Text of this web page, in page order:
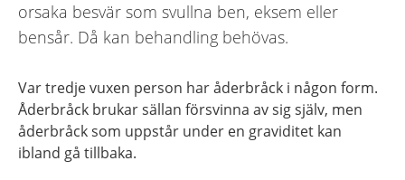
orsaka besvär som svullna ben, eksem eller
bensår. Då kan behandling behövas.
Var tredje vuxen person har åderbråck i någon form.
Åderbråck brukar sällan försvinna av sig själv, men
åderbråck som uppstår under en graviditet kan
ibland gå tillbaka.